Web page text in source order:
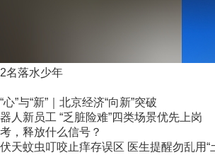
名落水少年
”与“新”｜北京经济“向新”突破
人新员工 “乏脏险难”四类场景优先上岗
，释放什么信号？
天蚊虫叮咬止痒存误区 医生提醒勿乱用“